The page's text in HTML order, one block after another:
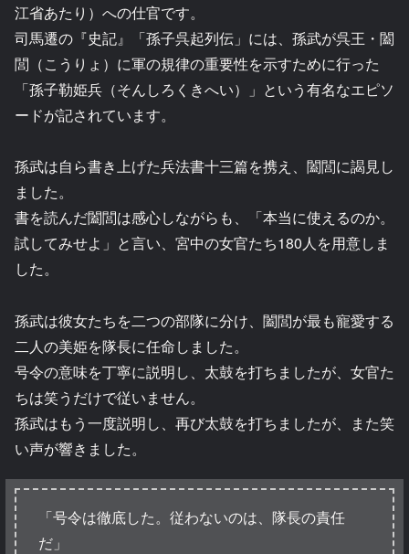
江省あたり）への仕官です。
司馬遷の『史記』「孫子呉起列伝」には、孫武が呉王・闔
閭（こうりょ）に軍の規律の重要性を示すために行った
「孫子勒姫兵（そんしろくきへい）」という有名なエピソ
ードが記されています。
孫武は自ら書き上げた兵法書十三篇を携え、闔閭に謁見し
ました。
書を読んだ闔閭は感心しながらも、「本当に使えるのか。
試してみせよ」と言い、宮中の女官たち180人を用意しま
した。
孫武は彼女たちを二つの部隊に分け、闔閭が最も寵愛する
二人の美姫を隊長に任命しました。
号令の意味を丁寧に説明し、太鼓を打ちましたが、女官た
ちは笑うだけで従いません。
孫武はもう一度説明し、再び太鼓を打ちましたが、また笑
い声が響きました。
「号令は徹底した。従わないのは、隊長の責任
だ」